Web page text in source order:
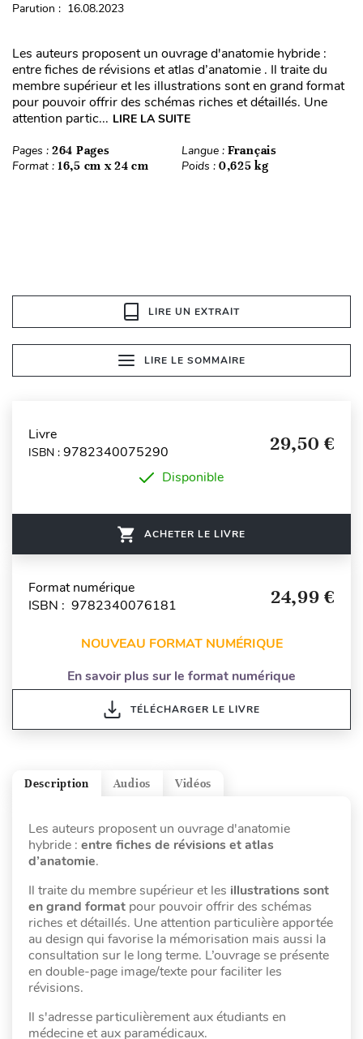
Parution : 16.08.2023
Les auteurs proposent un ouvrage d'anatomie hybride :
entre fiches de révisions et atlas d’anatomie . Il traite du
membre supérieur et les illustrations sont en grand format
pour pouvoir offrir des schémas riches et détaillés. Une
attention partic... LIRE LA SUITE
Pages : 264 Pages Langue : Français
Format : 16,5 cm x 24 cm Poids : 0,625 kg
LIRE UN EXTRAIT
LIRE LE SOMMAIRE
Livre
ISBN : 9782340075290 29,50 €
Disponible
ACHETER LE LIVRE
Format numérique
ISBN : 9782340076181
24,99 €
NOUVEAU FORMAT NUMÉRIQUE
En savoir plus sur le format numérique
TÉLÉCHARGER LE LIVRE
Vidéos
Audios
Description
Les auteurs proposent un ouvrage d'anatomie
hybride : entre fiches de révisions et atlas
d’anatomie.
Il traite du membre supérieur et les illustrations sont
en grand format pour pouvoir offrir des schémas
riches et détaillés. Une attention particulière apportée
au design qui favorise la mémorisation mais aussi la
consultation sur le long terme. L’ouvrage se présente
en double-page image/texte pour faciliter les
révisions.
Il s'adresse particulièrement aux étudiants en
médecine et aux paramédicaux.